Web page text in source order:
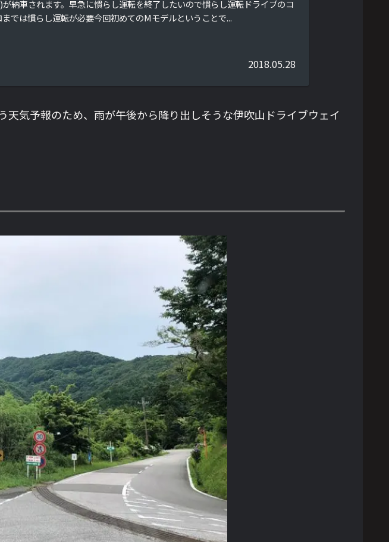
納車されます。早急に慣らし運転を終了したいので慣らし運転ドライブのコ
では慣らし運転が必要今回初めてのMモデルということで...
2018.05.28
気予報のため、雨が午後から降り出しそうな伊吹山ドライブウェイ